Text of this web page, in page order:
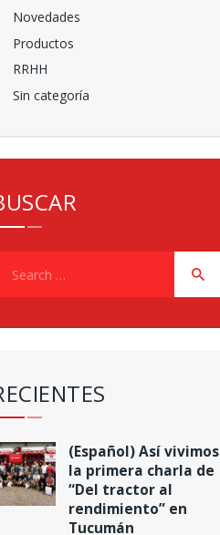
Novedades
Productos
RRHH
Sin categoría
(Español) Así vivimos
la primera charla de
“Del tractor al
rendimiento” en
Tucumán